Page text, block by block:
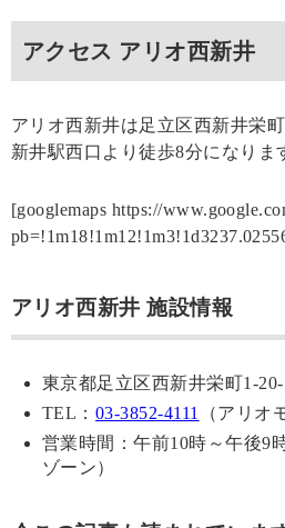
アクセス アリオ西新井
アリオ西新井は足立区西新井栄
新井駅西口より徒歩8分になりま
[googlemaps https://
アリオ西新井 施設情報
東京都足立区西新井栄町1-20-
TEL： 03-3852-4111
（アリオ
営業時間：午前10時～午後9
ゾーン）